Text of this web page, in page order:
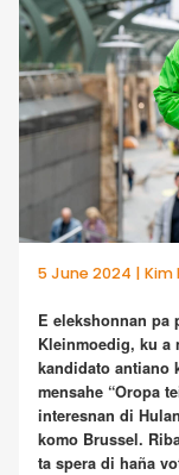
5 June 2024 | Kim
E elekshonnan pa
Kleinmoedig, ku a
kandidato antiano
mensahe “Oropa
interesnan di
komo Brussel.
ta spera di haña